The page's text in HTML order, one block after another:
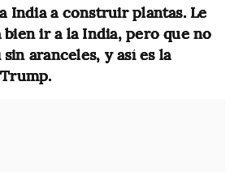
India a construir plantas. Le
bien ir a la India, pero que no
aranceles, y así es la